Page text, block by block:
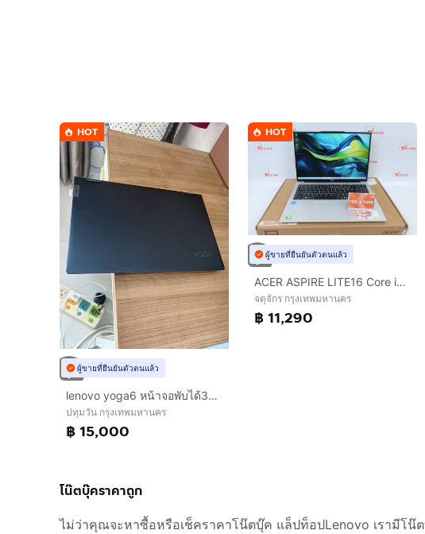
HOT
ผู้ขายที่ยืนยันตัวตนแล้ว
lenovo yoga6 หน้าจอพับได้360 ใช้งานน้อยมากก
ปทุมวัน กรุงเทพมหานคร
฿ 15,000
HOT
ผู้ขายที่ยืนยันตัวตนแล้ว
ACER ASPIRE LITE16 Core i5-1334U RAM16.512GB
จตุจักร กรุงเทพมหานคร
฿ 11,290
โน๊ตบุ๊คราคาถูก
ไม่ว่าคุณจะหาซื้อหรือเช็คราคาโน๊ตบุ๊ค แล็ปท็อปLenovo เรามีโ